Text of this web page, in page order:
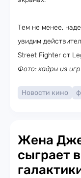
Тем не менее,
увидим
Street Fighter от
Фото: кадры из
Новости кино
Жена
сыграет